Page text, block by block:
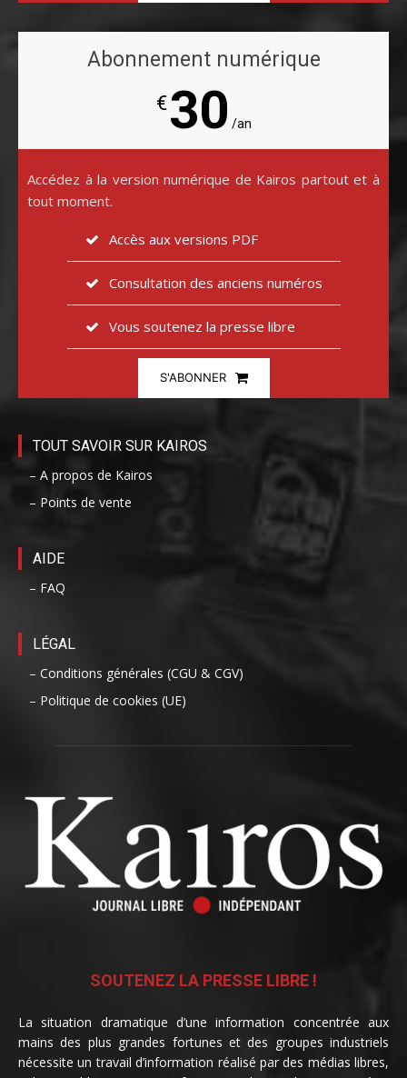
Abonnement numérique
€30 /an
Accédez à la version numérique de Kairos partout et à
tout moment.
Accès aux versions PDF
Consultation des anciens numéros
Vous soutenez la presse libre
S'ABONNER
TOUT SAVOIR SUR KAIROS
– A propos de Kairos
– Points de vente
AIDE
– FAQ
LÉGAL
– Conditions générales (CGU & CGV)
– Politique de cookies (UE)
SOUTENEZ LA PRESSE LIBRE !
La situation dramatique d’une information concentrée aux
mains des plus grandes fortunes et des groupes industriels
nécessite un travail d’information réalisé par des médias libres,